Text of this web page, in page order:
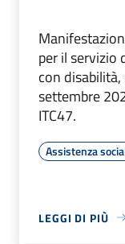
per il servizio
con
settembre
ITC47.
Assistenza
LEGGI DI PIÙ